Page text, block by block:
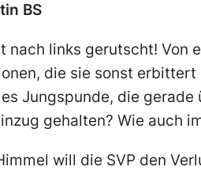
BS
nach links gerutscht!
die sie sonst
Jungspunde, die
gehalten? Wie auch
will die SVP den